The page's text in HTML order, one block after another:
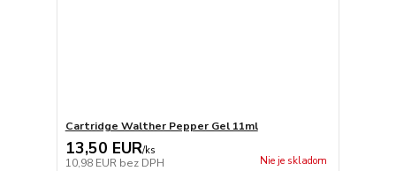
Cartridge Walther Pepper Gel 11ml
13,50 EUR/ks
10,98 EUR bez DPH Nie je skladom